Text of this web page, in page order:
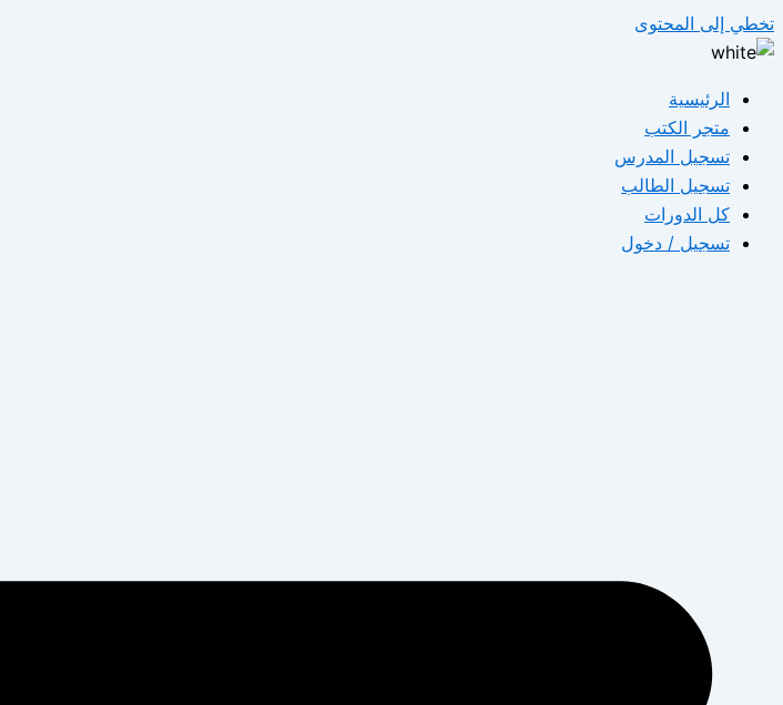
تخطي إلى المحتوى
الرئيسية
متجر الكتب
تسجيل المدرس
تسجيل الطالب
كل الدورات
تسجيل / دخول